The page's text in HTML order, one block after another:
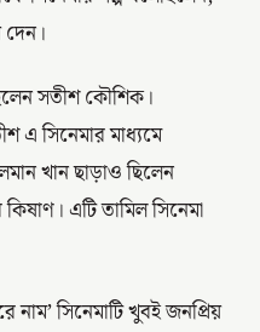
দেন।
সতীশ কৌশিক।
এ সিনেমার মাধ্যমে
খান ছাড়াও ছিলেন
এটি তামিল সিনেমা
সিনেমাটি খুবই জনপ্রিয়